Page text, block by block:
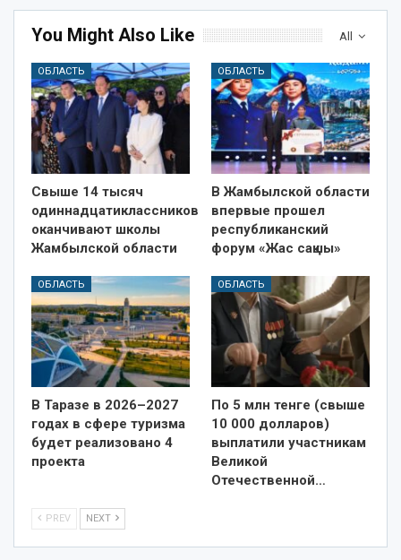
All
You Might Also Like
ОБЛАСТЬ
Свыше 14 тысяч
одиннадцатиклассников
оканчивают школы
Жамбылской области
ОБЛАСТЬ
В Жамбылской области
впервые прошел
республиканский
форум «Жас сақшы»
ОБЛАСТЬ
В Таразе в 2026–2027
годах в сфере туризма
будет реализовано 4
проекта
ОБЛАСТЬ
По 5 млн тенге (свыше
10 000 долларов)
выплатили участникам
Великой
Отечественной…
PREV NEXT